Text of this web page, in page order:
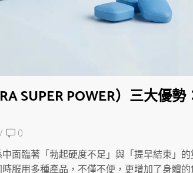
SUPER POWER）三大優
/
0
面臨著「勃起硬度不足」與「提早結束」
服用多種產品，不僅不便，更增加了身體